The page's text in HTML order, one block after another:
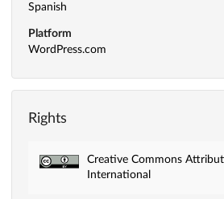
Spanish
Platform
WordPress.com
Rights
Creative Commons
International